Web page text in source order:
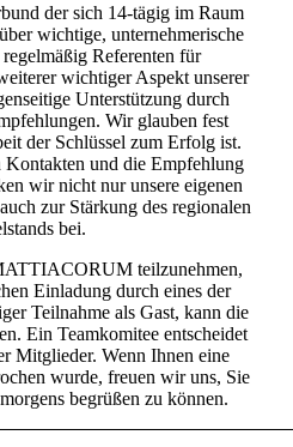
der sich 14-tägig im Raum
wichtige, unternehmerische
Referenten für
wichtiger Aspekt unserer
Unterstützung durch
Wir glauben fest
der Schlüssel zum Erfolg ist.
Kontakten und die Empfehlung
wir nicht nur unsere eigenen
zur Stärkung des regionalen
bei.
teilzunehmen,
Einladung durch eines der
Teilnahme als Gast, kann die
Ein Teamkomitee entscheidet
Mitglieder. Wenn Ihnen eine
wurde, freuen wir uns, Sie
begrüßen zu können.